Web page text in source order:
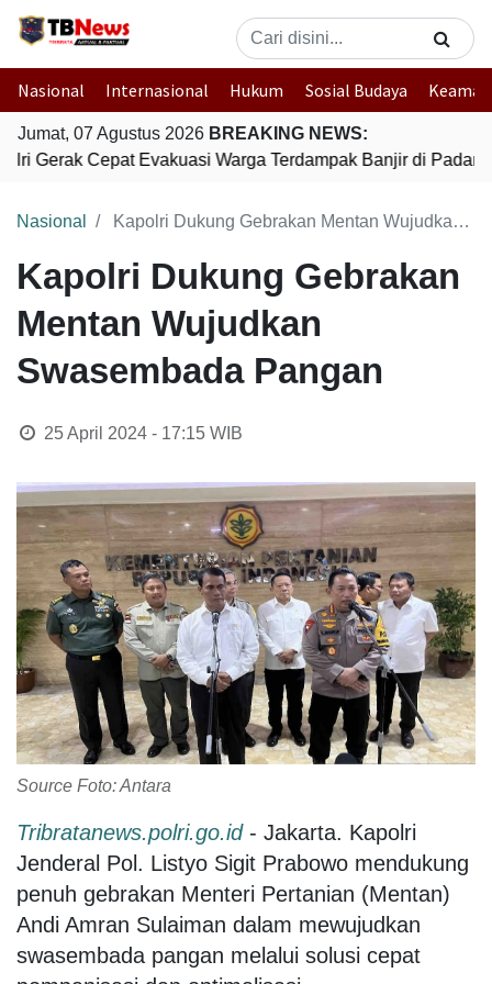
Nasional Internasional Hukum Sosial Budaya
Jumat, 07 Agustus 2026 BREAKING NEWS:
Gerak Cepat Evakuasi Warga Terdampak Banjir di Padang
Nasional Kapolri Dukung Gebrakan Mentan Wujudkan Swasembada Pangan
Kapolri Dukung Gebrakan
Mentan Wujudkan
Swasembada Pangan
25 April 2024 - 17:15WIB
Source Foto: Antara
Tribratanews.polri.go.id- Jakarta. Kapolri
Jenderal Pol. Listyo Sigit Prabowo mendukung
penuh gebrakan Menteri Pertanian (Mentan)
Andi Amran Sulaiman dalam mewujudkan
swasembada pangan melalui solusi cepat